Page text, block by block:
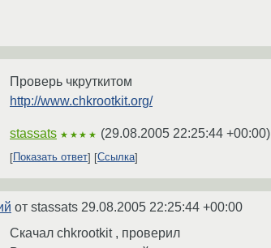
Проверь чкруткитом
http://www.chkrootkit.org/
stassats ★★★★ (29.08.2005 22:25:44 +00:00)
Показать ответ Ссылка
от stassats 29.08.2005 22:25:44 +00:00
Скачал chkrootkit , проверил